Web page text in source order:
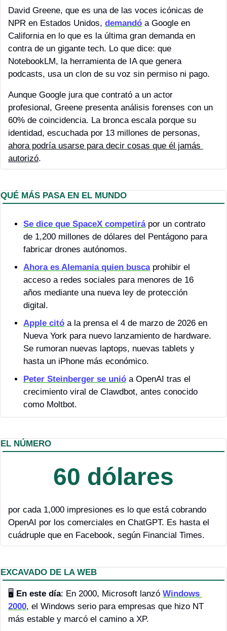
David Greene, que es una de las voces icónicas de
NPR en Estados Unidos, demandó a Google en
California en lo que es la última gran demanda en
contra de un gigante tech. Lo que dice: que
NotebookLM, la herramienta de IA que genera
podcasts, usa un clon de su voz sin permiso ni pago.
Aunque Google jura que contrató a un actor
profesional, Greene presenta análisis forenses con un
60% de coincidencia. La bronca escala porque su
ahora podría usarse para decir cosas que él jamás
autorizó.
QUÉ MÁS PASA EN EL MUNDO
Se dice que SpaceX competirá por un contrato
de 1,200 millones de dólares del Pentágono para
fabricar drones autónomos.
Ahora es Alemania quien busca prohibir el
acceso a redes sociales para menores de 16
años mediante una nueva ley de protección
digital.
Apple citó a la prensa el 4 de marzo de 2026 en
Nueva York para nuevo lanzamiento de hardware.
Se rumoran nuevas laptops, nuevas tablets y
hasta un iPhone más económico.
Peter Steinberger se unió a OpenAI tras el
crecimiento viral de Clawdbot, antes conocido
como Moltbot.
EL NÚMERO
60 dólares
por cada 1,000 impresiones es lo que está cobrando
OpenAI por los comerciales en ChatGPT. Es hasta el
cuádruple que en Facebook, según Financial Times.
EXCAVADO DE LA WEB
🖥️ En este día: En 2000, Microsoft lanzó Windows
2000, el Windows serio para empresas que hizo NT
más estable y marcó el camino a XP.